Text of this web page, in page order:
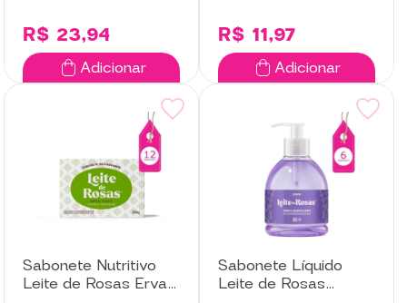
R$ 23,94
Adicionar
R$ 11,97
Adicionar
Sabonete Nutritivo
Leite de Rosas Erva
Sabonete Líquido
Leite de Rosas